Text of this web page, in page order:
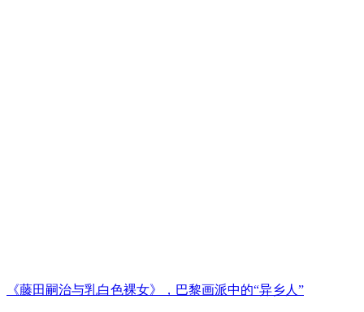
《藤田嗣治与乳白色裸女》，巴黎画派中的“异乡人”